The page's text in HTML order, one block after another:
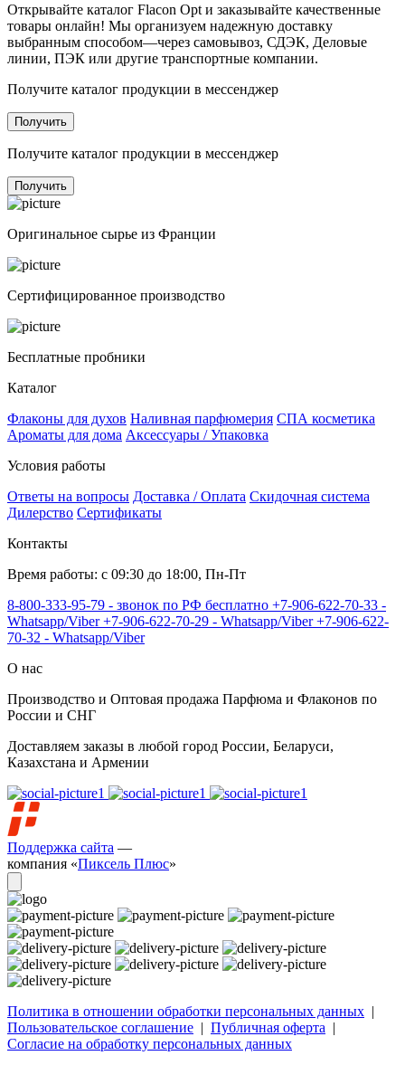
Открывайте каталог Flacon Opt и заказывайте качественные
товары онлайн! Мы организуем надежную доставку
выбранным способом—через самовывоз, СДЭК, Деловые
линии, ПЭК или другие транспортные компании.
Получите каталог продукции в мессенджер
Получить
Получите каталог продукции в мессенджер
Получить
Оригинальное сырье из Франции
Сертифицированное производство
Бесплатные пробники
Каталог
Флаконы для духов Наливная парфюмерия СПА косметика
Ароматы для дома Аксессуары / Упаковка
Условия работы
Ответы на вопросы Доставка / Оплата Скидочная система
Дилерство Сертификаты
Контакты
Время работы: с 09:30 до 18:00, Пн-Пт
8-800-333-95-79 - звонок по РФ бесплатно +7-906-622-70-33 -
Whatsapp/Viber+7-906-622-70-29 - Whatsapp/Viber+7-906-622-
70-32 - Whatsapp/Viber
О нас
Производство и Оптовая продажа Парфюма и Флаконов по
России и СНГ
Доставляем заказы в любой город России, Беларуси,
Казахстана и Армении
Поддержка сайта —
компания «Пиксель Плюс»
Политика в отношении обработки персональных данных |
Пользовательское соглашение | Публичная оферта |
Согласие на обработку персональных данных